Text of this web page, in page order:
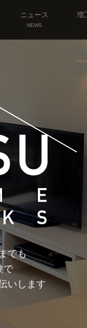
ニュース
NEWS
増
でも
で
いします